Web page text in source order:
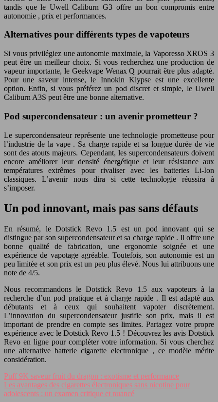
tandis que le Uwell Caliburn G3 offre un bon compromis entre
autonomie , prix et performances.
Alternatives pour différents types de vapoteurs
Si vous privilégiez uneautonomie maximale, la Vaporesso XROS 3
peut être un meilleur choix. Si vous recherchez une production de
vapeur importante, le Geekvape Wenax Q pourrait être plus adapté.
Pour une saveur intense, le Innokin Klypse est une excellente
option. Enfin, si vous préférez un poddiscret et simple, le Uwell
Caliburn A3S peut être une bonne alternative.
Pod supercondensateur : un avenir prometteur ?
Le supercondensateur représente une technologie prometteuse pour
l’industrie de la vape . Sacharge rapide et sa longue durée de vie
sont des atouts majeurs. Cependant, les supercondensateurs doivent
encore améliorer leur densité énergétique et leur résistance aux
températures extrêmes pour rivaliser avec les batteries Li-Ion
classiques. L’avenir nous dira si cette technologie réussira à
s’imposer.
Un pod innovant, mais pas sans défauts
En résumé, le Dotstick Revo 1.5 est unpodinnovant qui se
distingue par son supercondensateur et sa charge rapide . Il offre une
bonne qualité de fabrication, une ergonomie soignée et une
expérience de vapotage agréable. Toutefois, sonautonomie est un
peu limitée et son prix est un peu plus élevé. Nous lui attribuons une
note de 4/5.
Nous recommandons leDotstick Revo 1.5 aux vapoteurs à la
recherche d’unpod pratique et àcharge rapide . Il est adapté aux
débutants et à ceux qui souhaitent vapoter discrètement.
L’innovation du supercondensateur justifie son prix, mais il est
important de prendre en compte ses limites. Partagez votre propre
expérience avec leDotstick Revo 1.5 ! Découvrez lesavis Dotstick
Revo en ligne pour compléter votre information. Si vous cherchez
unealternative batterie cigarette electronique , ce modèle mérite
considération.
Puff 9K saveur fruit du dragon : exotisme et performance
Les avantages des cigarettes électroniques sans nicotine pour
adolescents : un examen critique et nuancé